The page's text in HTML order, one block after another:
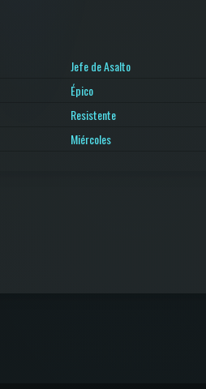
Jefe de Asalto
Épico
Resistente
Miércoles